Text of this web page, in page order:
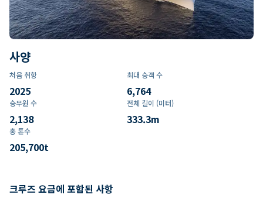
사양
처음 취항
2025
최대 승객 수
6,764
승무원 수
2,138
전체 길이 (미터)
333.3m
총 톤수
205,700t
크루즈 요금에 포함된 사항